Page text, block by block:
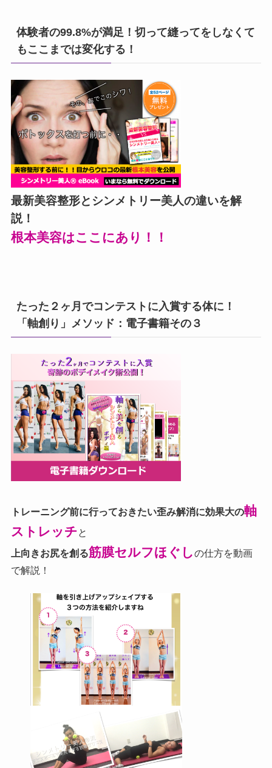
体験者の99.8%が満足！切って縫ってをしなくて
もここまでは変化する！
最新美容整形とシンメトリー美人の違いを解
説！
根本美容はここにあり！！
たった２ヶ月でコンテストに入賞する体に！
「軸創り」メソッド：電子書籍その３
トレーニング前に行っておきたい歪み解消に効果大の軸
ストレッチと
上向きお尻を創る筋膜セルフほぐしの仕方を動画
で解説！